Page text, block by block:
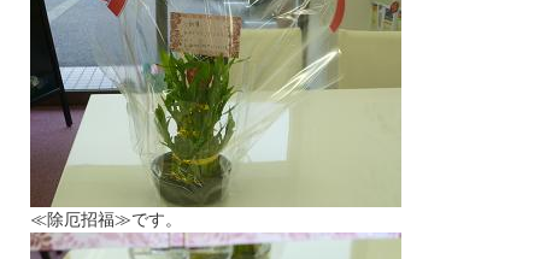
≪除厄招福≫です。